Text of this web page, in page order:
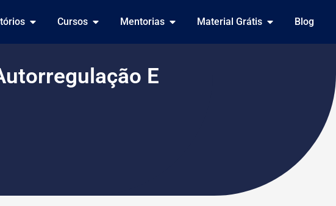
Cursos Mentorias Material Grátis Blog
E